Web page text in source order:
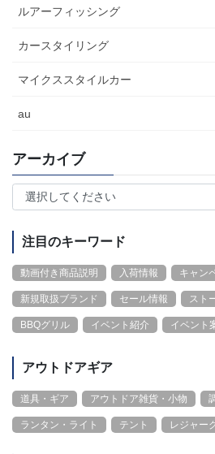
ルアーフィッシング
カースタイリング
マイクススタイルカー
au
アーカイブ
注目のキーワード
動画付き商品説明 入荷情報 キャン
新規取扱ブランド セール情報 スト
BBQグリル イベント紹介 イベント
アウトドアギア
道具・ギア アウトドア雑貨・小物
ランタン・ライト テント レジャー